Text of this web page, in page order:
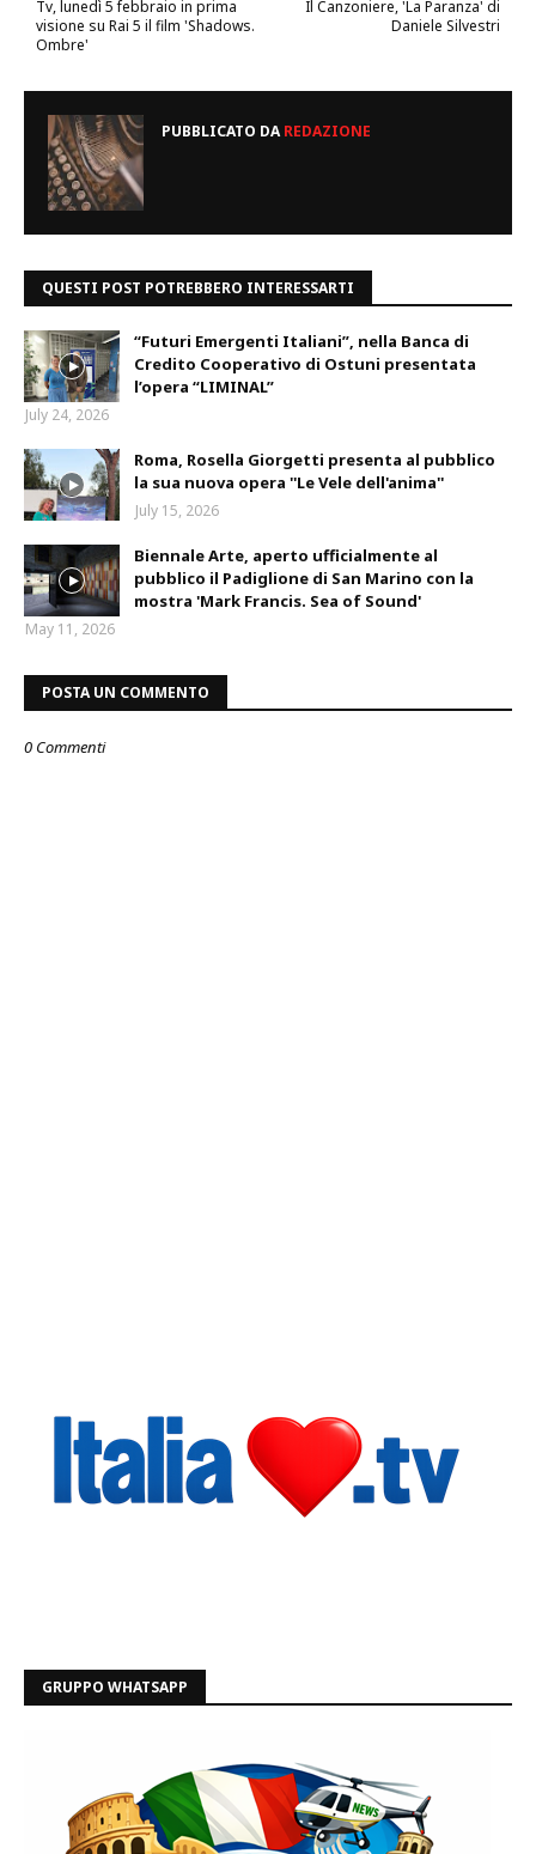
Il Canzoniere, 'La Paranza' di
Daniele Silvestri
Tv, lunedì 5 febbraio in prima
visione su Rai 5 il film 'Shadows.
Ombre'
PUBBLICATO DAREDAZIONE
QUESTI POST POTREBBERO INTERESSARTI
“Futuri Emergenti Italiani”, nella Banca di
Credito Cooperativo di Ostuni presentata
l’opera “LIMINAL”
July 24, 2026
Roma, Rosella Giorgetti presenta al pubblico
la sua nuova opera ''Le Vele dell'anima''
July 15, 2026
Biennale Arte, aperto ufficialmente al
pubblico il Padiglione di San Marino con la
mostra 'Mark Francis. Sea of Sound'
May 11, 2026
POSTA UN COMMENTO
0 Commenti
GRUPPO WHATSAPP